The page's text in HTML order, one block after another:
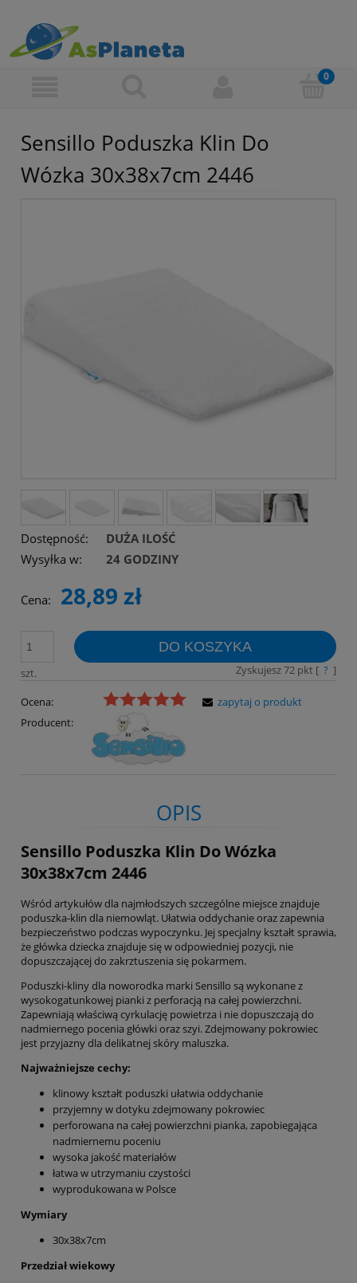
Sensillo Poduszka Klin Do
Wózka 30x38x7cm 2446
Dostępność:
DUŻA ILOŚĆ
Wysyłka w:
24 GODZINY
Cena: 28,89 zł
szt.
DO KOSZYKA
Zyskujesz72pkt [ ? ]
Ocena:
Producent:
zapytaj o produkt
OPIS
Sensillo Poduszka Klin Do Wózka
30x38x7cm 2446
Wśród artykułów dla najmłodszych szczególne miejsce znajduje
poduszka-klin dla niemowląt. Ułatwia oddychanie oraz zapewnia
bezpieczeństwo podczas wypoczynku. Jej specjalny kształt sprawia,
że główka dziecka znajduje się w odpowiedniej pozycji, nie
dopuszczającej do zakrztuszenia się pokarmem.
Poduszki-kliny dla noworodka marki Sensillo są wykonane z
wysokogatunkowej pianki z perforacją na całej powierzchni.
Zapewniają właściwą cyrkulację powietrza i nie dopuszczają do
nadmiernego pocenia główki oraz szyi. Zdejmowany pokrowiec
jest przyjazny dla delikatnej skóry maluszka.
Najważniejsze cechy:
klinowy kształt poduszki ułatwia oddychanie
przyjemny w dotyku zdejmowany pokrowiec
perforowana na całej powierzchni pianka, zapobiegająca
nadmiernemu poceniu
wysoka jakość materiałów
łatwa w utrzymaniu czystości
wyprodukowana w Polsce
Wymiary
30x38x7cm
Przedział wiekowy